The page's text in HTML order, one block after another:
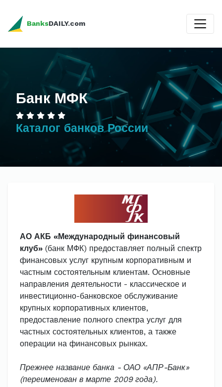
BanksDAILY.com
Банк МФК
Каталог банков России
АО АКБ «Международный финансовый
клуб» (банк МФК) предоставляет полный спектр
финансовых услуг крупным корпоративным и
частным состоятельным клиентам. Основные
направления деятельности - классическое и
инвестиционно-банковское обслуживание
крупных корпоративных клиентов,
предоставление полного спектра услуг для
частных состоятельных клиентов, а также
операции на финансовых рынках.
Прежнее название банка - ОАО «АПР-Банк»
(переименован в марте 2009 года).